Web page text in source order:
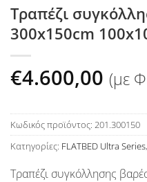
Τραπέζι
300x150cm
€4.600,00 (με
Κωδικός προϊόντος: 201.300150
Κατηγορίες: FLATBED Ultra Series,
Tραπέζι συγκόλλησης